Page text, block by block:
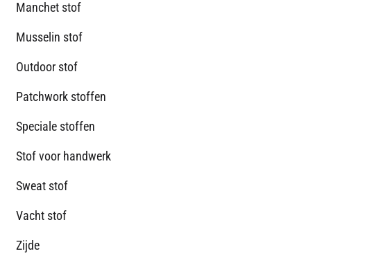
Manchet stof
Musselin stof
Outdoor stof
Patchwork stoffen
Speciale stoffen
Stof voor handwerk
Sweat stof
Vacht stof
Zijde